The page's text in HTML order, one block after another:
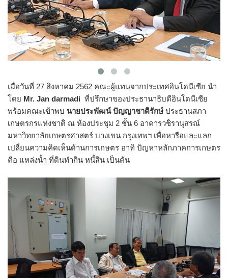
Search
for:
เมื่อวันที่ 27 สิงหาคม 2562 คณะผู้แทนจากประเทศอินโดนีเซีย นำ
โดย Mr. Jan darmadi ที่ปรึกษาของประธานาธิบดีอินโดนีเซีย
พร้อมคณะเข้าพบ นายประพัฒน์ ปัญญาชาติรักษ์ ประธานสภา
เกษตรกรแห่งชาติ ณ ห้องประชุม 2 ชั้น 6 อาคารวชิรานุสรณ์
มหาวิทยาลัยเกษตรศาสตร์ บางเขน กรุงเทพฯ เพื่อหารือและแลก
เปลี่ยนความคิดเห็นด้านการเกษตร อาทิ ปัญหาหลักภาคการเกษตร
คือ แหล่งน้ำ ที่ดินทำกิน หนี้สิน เป็นต้น